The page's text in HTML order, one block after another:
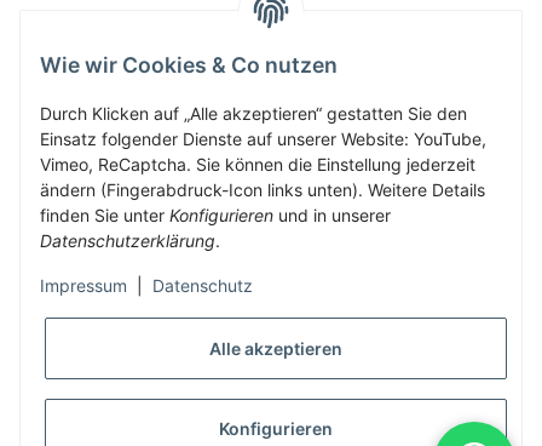
Herbis Anglerladen
Inh.Herbert Schinnerl
Kirchdorf am Inn 5
4982 Kirchdorf am Inn
info@herbis-anglerladen.at
Alle Preise inklusive gesetzlicher Mwst., exklusive Versand- &
Wie wir Cookies & Co nutzen
Durch Klicken auf „Alle akzeptieren“ gestatten Sie den
Einsatz folgender Dienste auf unserer Website: YouTube,
Vimeo, ReCaptcha. Sie können die Einstellung jederzeit
ändern (Fingerabdruck-Icon links unten). Weitere Details
finden Sie unter Konfigurieren und in unserer
Datenschutzerklärung.
Impressum Datenschutz
Alle akzeptieren
Konfigurieren